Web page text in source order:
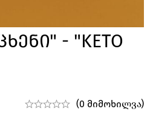
- "KETO
(0 მიმოხილვა)